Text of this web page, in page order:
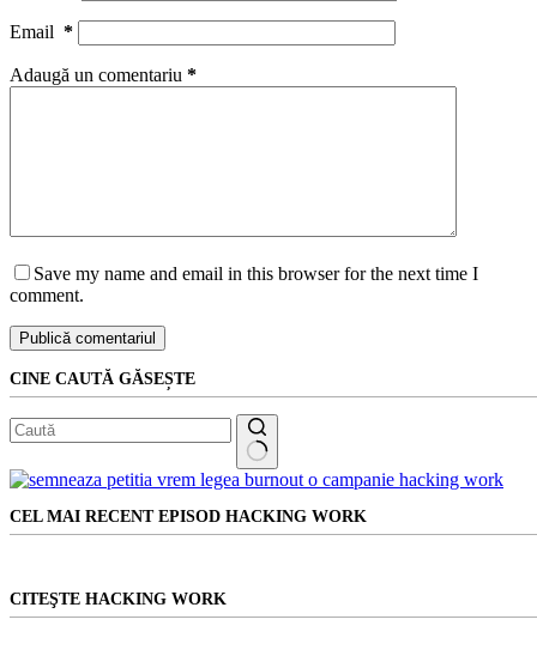
Email *
Adaugă un comentariu *
Save my name and email in this browser for the next time I
comment.
Publică comentariul
CINE CAUTĂ GĂSEȘTE
Niciun
CEL MAI RECENT EPISOD HACKING WORK
CITEŞTE HACKING WORK